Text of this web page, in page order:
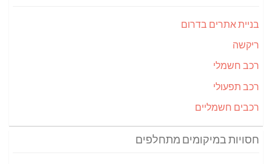
בניית אתרים בדרום
ריקשה
רכב חשמלי
רכב תפעולי
רכבים חשמליים
חסויות במיקומים מתחלפים